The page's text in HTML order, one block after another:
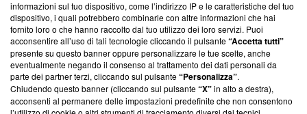
‘Trust Project - News with Integrity’Blasting News non è
ancora membro del programma, ma ha richiesto di farne
parte; Trust Project non ha ancora effettuato una verifica di
conformità agli standard.
Su di noi
Team editoriale
informazioni sul tuo dispositivo, come l’indirizzo IP e le caratteristiche del tuo
dispositivo, i quali potrebbero combinarle con altre informazioni che hai
fornito loro o che hanno raccolto dal tuo utilizzo dei loro servizi. Puoi
acconsentire all’uso di tali tecnologie cliccando il pulsante“Accetta tutti”
presente su questo banner oppure personalizzare le tue scelte, anche
eventualmente negando il consenso al trattamento dei dati personali da
parte dei partner terzi, cliccando sul pulsante“Personalizza”.
Chiudendo questo banner (cliccando sul pulsante“X”in alto a destra),
acconsenti al permanere delle impostazioni predefinite che non consentono